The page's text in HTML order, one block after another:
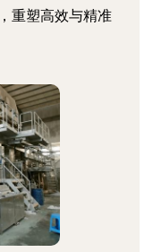
重塑高效与精准